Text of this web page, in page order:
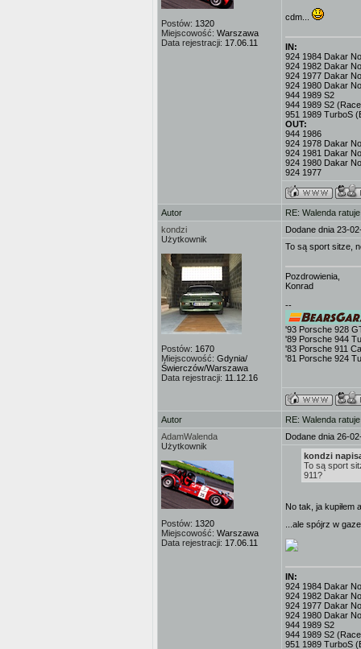
Postów: 1320
Miejscowość: Warszawa
Data rejestracji: 17.06.11
cdm...
IN:
924 1984 Dakar
924 1982 Dakar
924 1977 Dakar
924 1980 Dakar
944 1989 S2
944 1989 S2
951 1989 TurboS
OUT:
944 1986
924 1978 Dakar
924 1981 Dakar
924 1980 Dakar
924 1977
Autor
RE: Walenda
kondzi
Użytkownik
Postów: 1670
Miejscowość: Gdynia/
Świerczów/Warszawa
Data rejestracji: 11.12.16
Dodane dnia 23-
To są sport sitze,
Pozdrowienia,
Konrad
--
'93 Porsche 928
'89 Porsche 944
'83 Porsche 911
'81 Porsche 924
Autor
RE: Walenda
AdamWalenda
Użytkownik
Postów: 1320
Miejscowość: Warszawa
Data rejestracji: 17.06.11
Dodane dnia 26-
kondzi
To są sport
911?
No tak, ja kupiłem
...ale spójrz w
IN:
924 1984 Dakar
924 1982 Dakar
924 1977 Dakar
924 1980 Dakar
944 1989 S2
944 1989 S2
951 1989 TurboS